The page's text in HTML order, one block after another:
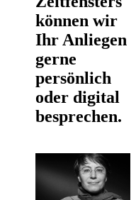
können wir
Ihr Anliegen
gerne
persönlich
oder digital
besprechen.